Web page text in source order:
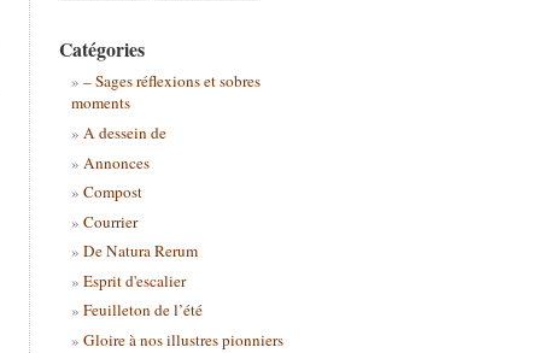
Catégories
– Sages réflexions et sobres
moments
A dessein de
Annonces
Compost
Courrier
De Natura Rerum
Esprit d'escalier
Feuilleton de l’été
Gloire à nos illustres pionniers